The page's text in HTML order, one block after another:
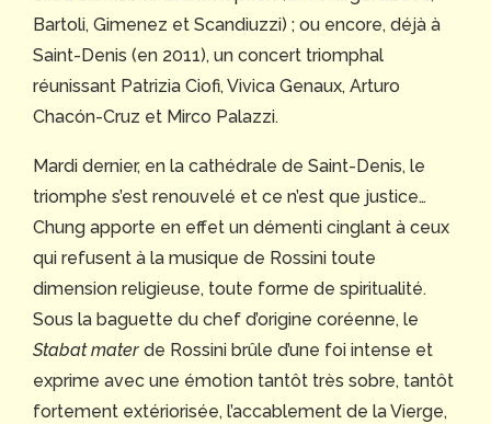
Bartoli, Gimenez et Scandiuzzi) ; ou encore, déjà à
Saint-Denis (en 2011), un concert triomphal
réunissant Patrizia Ciofi, Vivica Genaux, Arturo
Chacón-Cruz et Mirco Palazzi.
Mardi dernier, en la cathédrale de Saint-Denis, le
triomphe s’est renouvelé et ce n’est que justice…
Chung apporte en effet un démenti cinglant à ceux
qui refusent à la musique de Rossini toute
dimension religieuse, toute forme de spiritualité.
Sous la baguette du chef d’origine coréenne, le
Stabat mater de Rossini brûle d’une foi intense et
exprime avec une émotion tantôt très sobre, tantôt
fortement extériorisée, l’accablement de la Vierge,